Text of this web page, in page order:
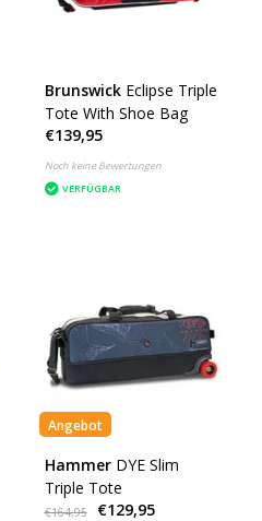
Brunswick Eclipse Triple
Tote With Shoe Bag
€139,95
Noch keine Bewertungen
VERFÜGBAR
Angebot
Hammer DYE Slim
Triple Tote
€164,95 €129,95